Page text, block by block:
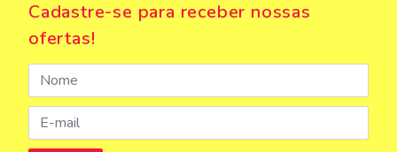
Cadastre-se para receber nossas
ofertas!